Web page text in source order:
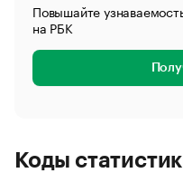
Повышайте
на РБК
Коды